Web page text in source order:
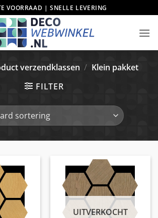
VOORRAAD | SNELLE LEVERING
verzendklassen / Klein pakket
FILTER
UITVERKOCHT